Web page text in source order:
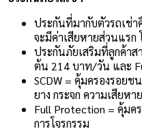
ประกันที่มากับตัวรถเช่
จะมีค่าเสียหายส่วนแรก
ประกันภัยเสริมที่ลูกค้าส
ต้น 214 บาท/วัน และ
SCDW = คุ้มครองรอย
ยาง กระจก ความเสียห
Full Protection = คุ้มค
การโจรกรรม